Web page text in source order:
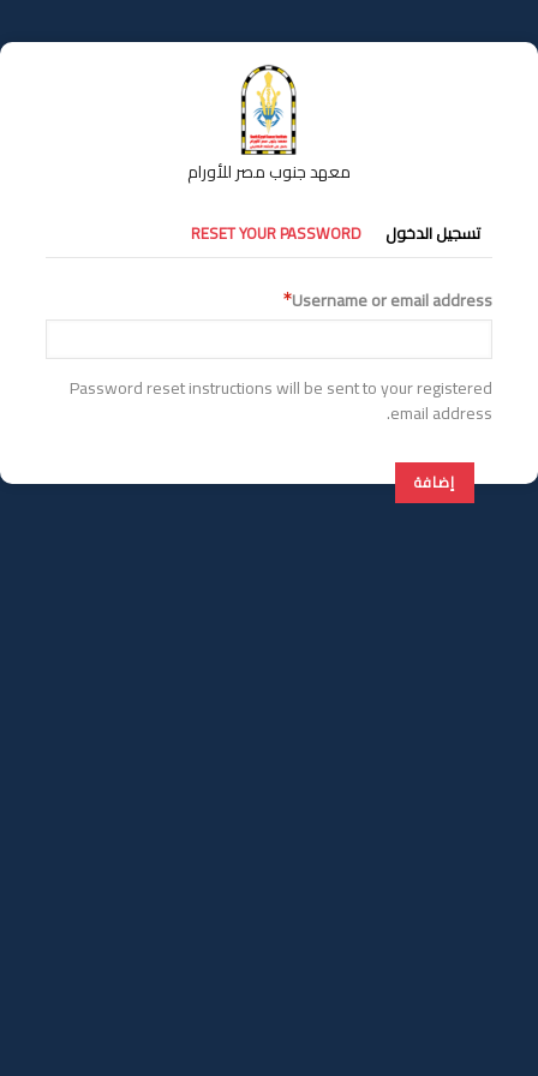
إلى
المحتوى
معهد جنوب مصر للأورام
التبويبات
الأساسية
تسجيل الدخول RESET YOUR PASSWORD
Username or email address
Password reset instructions will be sent to your registered
email address.